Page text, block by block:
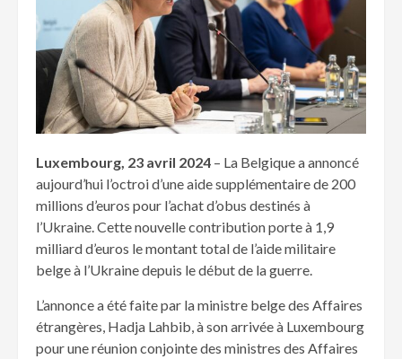
Luxembourg, 23 avril 2024 – La Belgique a annoncé
aujourd’hui l’octroi d’une aide supplémentaire de 200
millions d’euros pour l’achat d’obus destinés à
l’Ukraine. Cette nouvelle contribution porte à 1,9
milliard d’euros le montant total de l’aide militaire
belge à l’Ukraine depuis le début de la guerre.
L’annonce a été faite par la ministre belge des Affaires
étrangères, Hadja Lahbib, à son arrivée à Luxembourg
pour une réunion conjointe des ministres des Affaires